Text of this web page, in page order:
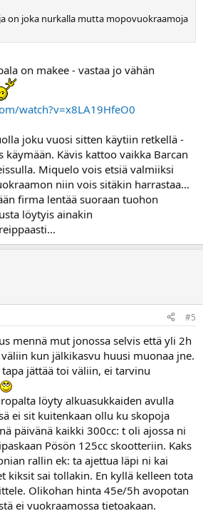
on joka nurkalla mutta mopovuokraamoja
on makee - vastaa jo vähän
watch?v=x8LA19HfeO0
joku vuosi sitten käytiin retkellä -
käymään. Kävis kattoo vaikka Barcan
Miquelo vois etsiä valmiiksi
niin vois sitäkin harrastaa...
firma lentää suoraan tuohon
löytyis ainakin
#5
mennä mut jonossa selvis että yli 2h
kun jälkikasvu huusi muonaa jne.
jättää toi väliin, ei tarvinu
löyty alkuasukkaiden avulla
ei sit kuitenkaan ollu ku skopoja
päivänä kaikki 300cc: t oli ajossa ni
Pösön 125cc skootteriin. Kaks
rallin ek: ta ajettua läpi ni kai
kiksit sai tollakin. En kyllä kelleen tota
Olikohan hinta 45e/5h avopotan
ei vuokraamossa tietoakaan.